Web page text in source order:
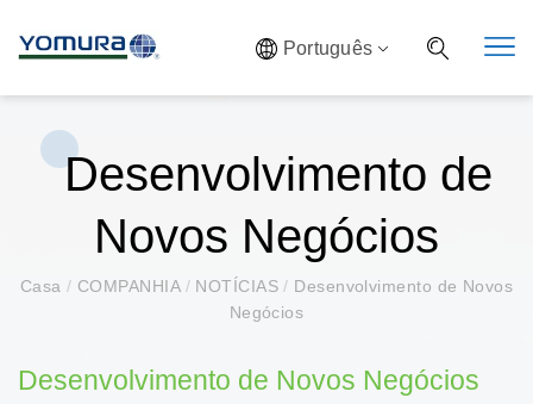
Português
Desenvolvimento de
Novos Negócios
Casa/ COMPANHIA /NOTÍCIAS/ Desenvolvimento de Novos
Negócios
Desenvolvimento de Novos Negócios